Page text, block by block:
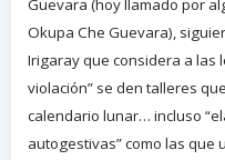
Guevara (hoy llamado por
Okupa Che Guevara),
Irigaray que considera a las
violación” se den talleres
calendario lunar… incluso
autogestivas” como las que